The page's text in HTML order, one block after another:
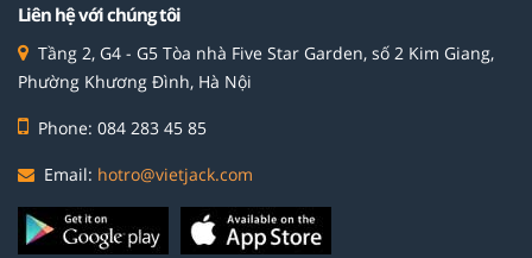
Liên hệ với chúng tôi
Tầng 2, G4 - G5 Tòa nhà Five Star Garden, số 2 Kim Giang,
Phường Khương Đình, Hà Nội
Phone: 084 283 45 85
Email: hotro@vietjack.com